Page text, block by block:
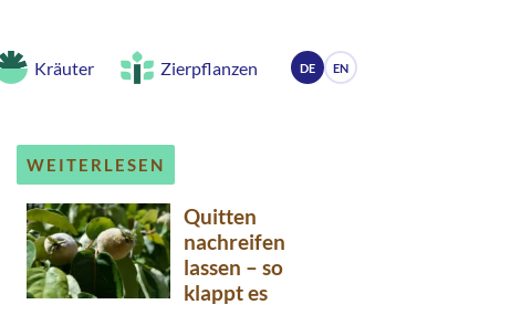
Kräuter Zierpflanzen DE EN
WEITERLESEN
Quitten
nachreifen
lassen – so
klappt es